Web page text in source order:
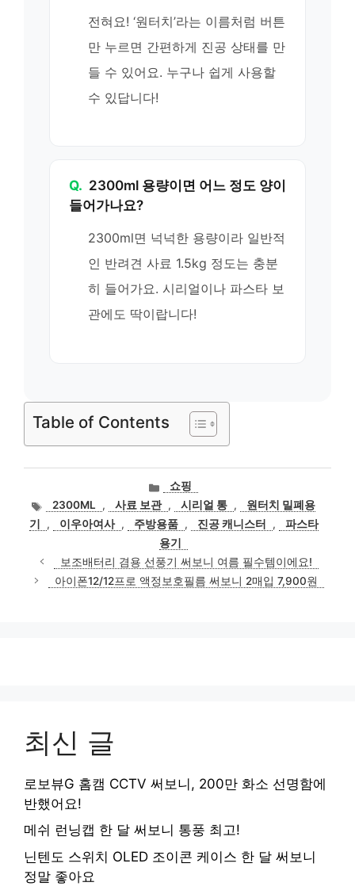
전혀요! ‘원터치’라는 이름처럼 버튼
만 누르면 간편하게 진공 상태를 만
들 수 있어요. 누구나 쉽게 사용할
수 있답니다!
Q. 2300ml 용량이면 어느 정도 양이
들어가나요?
2300ml면 넉넉한 용량이라 일반적
인 반려견 사료 1.5kg 정도는 충분
히 들어가요. 시리얼이나 파스타 보
관에도 딱이랍니다!
Table of Contents
카
고
리
쇼핑
태2300ML , 사료 보관 , 시리얼 통 ,
원터치 밀폐용
기
, 이우아여사 , 주방용품 , 진공 캐니스터 ,
파스타
용기
보조배터리 겸용 선풍기 써보니 여름 필수템이에요!
아이폰12/12프로 액정보호필름 써보니 2매입 7,900원
최신 글
로보뷰G 홈캠 CCTV 써보니, 200만 화소 선명함에
반했어요!
메쉬 런닝캡 한 달 써보니 통풍 최고!
닌텐도 스위치 OLED 조이콘 케이스 한 달 써보니
정말 좋아요